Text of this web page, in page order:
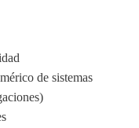
de sistemas